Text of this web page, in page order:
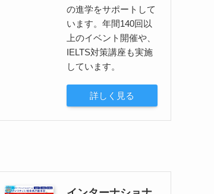
の進学をサポートして
います。年間140回以
上のイベント開催や、
IELTS対策講座も実施
しています。
詳しく見る